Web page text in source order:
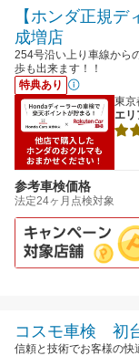
【ホンダ正規
成増店
254号沿い上り車線から
歩も出来ます！！
特典あり
東京
エリ
参考車検価格
法定24ヶ月点検対象
コスモ車検 初
信頼と技術でお客様の快